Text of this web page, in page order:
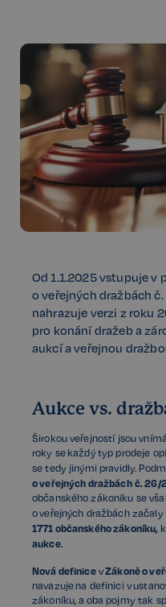
Od 1.1.2025 vstupuje v
o veřejných dražbách
nahrazuje verzi z roku
pro konání dražeb a
aukcí a veřejnou
Aukce vs.
Širokou veřejností jsou
roky se každý typ prodeje
se tedy jinými pravidly.
o veřejných dražbách č. 26/
občanského zákoníku se
o veřejných dražbách
1771 občanského zákoníku,
aukce.
Nová definicevZákoně o
navazuje na definici v
zákoníku, a oba pojmy tak